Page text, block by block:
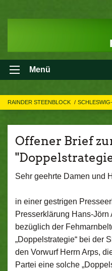
Menü
RAINDER STEENBLOCK
Offener Brief
Sehr geehrte Damen und
in einer gestrigen
Presserklärung Hans-Jörn
bezüglich der
„Doppelstrategie“ bei der
den Vorwurf Herrn Arps,
Partei eine solche